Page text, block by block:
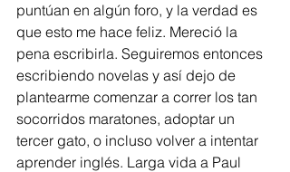
puntúan en algún foro, y la verdad es
que esto me hace feliz. Mereció la
pena escribirla. Seguiremos entonces
escribiendo novelas y así dejo de
plantearme comenzar a correr los tan
socorridos maratones, adoptar un
tercer gato, o incluso volver a intentar
aprender inglés. Larga vida a Paul